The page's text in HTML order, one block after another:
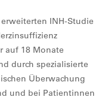
INH-Studie
auf 18 Monate
durch spezialisierte
Überwachung
und bei Patientinnen